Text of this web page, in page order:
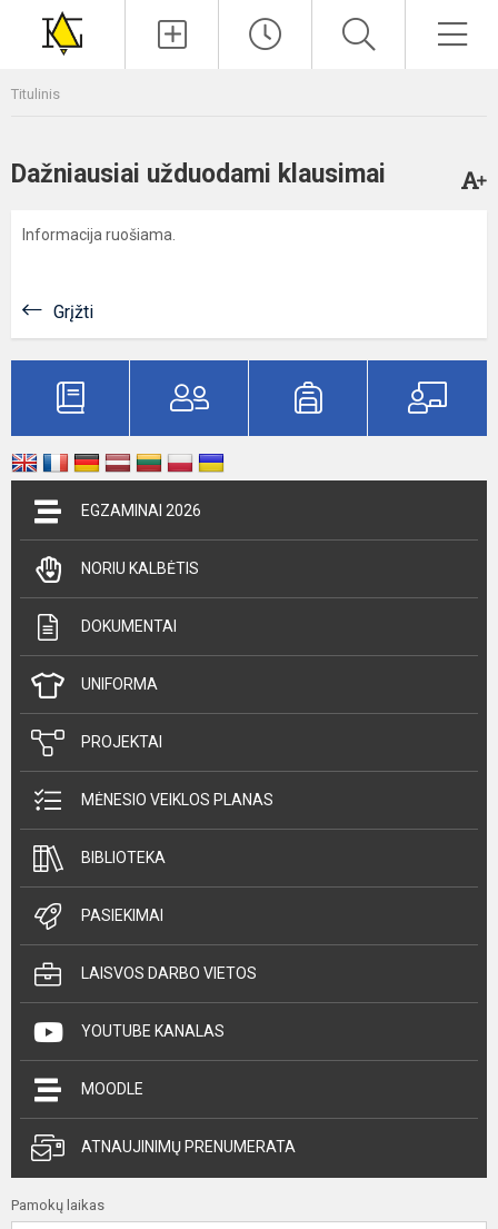
Titulinis
Dažniausiai užduodami klausimai
Informacija ruošiama.
Grįžti
EGZAMINAI 2026
NORIU KALBĖTIS
DOKUMENTAI
UNIFORMA
PROJEKTAI
MĖNESIO VEIKLOS PLANAS
BIBLIOTEKA
PASIEKIMAI
LAISVOS DARBO VIETOS
YOUTUBE KANALAS
MOODLE
ATNAUJINIMŲ PRENUMERATA
Pamokų laikas